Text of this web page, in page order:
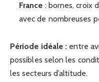
France : bornes, croix
avec de nombreuses
Période idéale : entre
possibles selon les
les secteurs d’altitude.